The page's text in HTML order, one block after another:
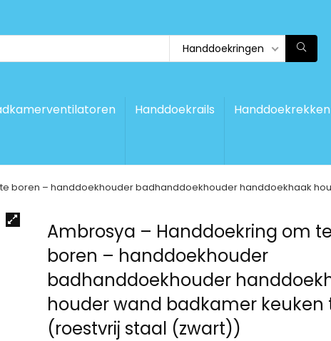
Handdoekringen
Handdoekrails Handdoekrekken
boren – handdoekhouder badhanddoekhouder handdoekhaak
Ambrosya – Handdoekring om te
boren – handdoekhouder
badhanddoekhouder
houder wand badkamer keuken
(roestvrij staal (zwart))